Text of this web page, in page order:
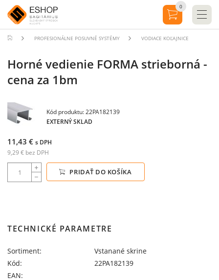
PROFESIONÁLNE POSUVNÉ SYSTÉMY VODIACE KOĽAJNICE
Horné vedienie FORMA strieborná -
cena za 1bm
Kód produktu: 22PA182139
EXTERNÝ SKLAD
11,43 € s DPH
9,29 € bez DPH
PRIDAŤ DO KOŠÍKA
TECHNICKÉ PARAMETRE
Sortiment:
Vstanané skrine
Kód:
22PA182139
EAN:
0